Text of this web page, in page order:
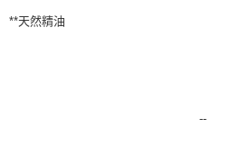
**天然精油
--